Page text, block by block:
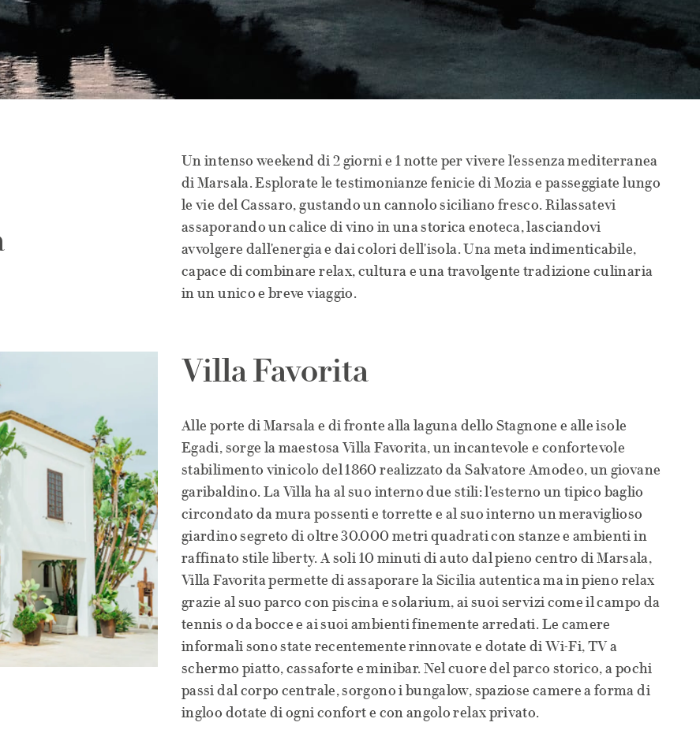
Un intenso weekend di 2 giorni e 1 notte per vivere l'essenza mediterranea
di Marsala. Esplorate le testimonianze fenicie di Mozia e passeggiate lungo
le vie del Cassaro, gustando un cannolo siciliano fresco. Rilassatevi
assaporando un calice di vino in una storica enoteca, lasciandovi
avvolgere dall'energia e dai colori dell'isola. Una meta indimenticabile,
capace di combinare relax, cultura e una travolgente tradizione culinaria
in un unico e breve viaggio.
Villa Favorita
Alle porte di Marsala e di fronte alla laguna dello Stagnone e alle isole
Egadi, sorge la maestosa Villa Favorita, un incantevole e confortevole
stabilimento vinicolo del 1860 realizzato da Salvatore Amodeo, un giovane
garibaldino. La Villa ha al suo interno due stili: l'esterno un tipico baglio
circondato da mura possenti e torrette e al suo interno un meraviglioso
giardino segreto di oltre 30.000 metri quadrati con stanze e ambienti in
raffinato stile liberty. A soli 10 minuti di auto dal pieno centro di Marsala,
Villa Favorita permette di assaporare la Sicilia autentica ma in pieno relax
grazie al suo parco con piscina e solarium, ai suoi servizi come il campo da
tennis o da bocce e ai suoi ambienti finemente arredati. Le camere
informali sono state recentemente rinnovate e dotate di Wi-Fi, TV a
schermo piatto, cassaforte e minibar. Nel cuore del parco storico, a pochi
passi dal corpo centrale, sorgono i bungalow, spaziose camere a forma di
ingloo dotate di ogni confort e con angolo relax privato.